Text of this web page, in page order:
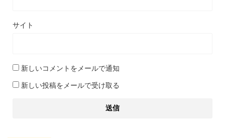
サイト
新しいコメントをメールで通知
新しい投稿をメールで受け取る